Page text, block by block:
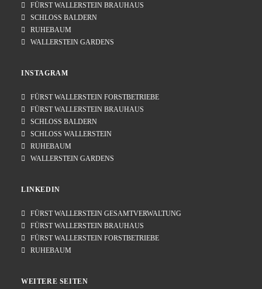
FÜRST WALLERSTEIN BRAUHAUS
SCHLOSS BALDERN
RUHEBAUM
WALLERSTEIN GARDENS
INSTAGRAM
FÜRST WALLERSTEIN FORSTBETRIEBE
FÜRST WALLERSTEIN BRAUHAUS
SCHLOSS BALDERN
SCHLOSS WALLERSTEIN
RUHEBAUM
WALLERSTEIN GARDENS
LINKEDIN
FÜRST WALLERSTEIN GESAMTVERWALTUNG
FÜRST WALLERSTEIN BRAUHAUS
FÜRST WALLERSTEIN FORSTBETRIEBE
RUHEBAUM
WEITERE SEITEN